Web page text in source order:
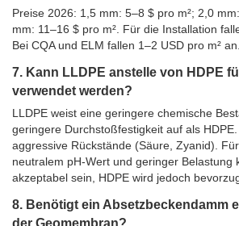
Preise 2026: 1,5 mm: 5–8 $ pro m²; 2,0
mm: 11–16 $ pro m². Für die Installation
Bei CQA und ELM fallen 1–2 USD pro m² an.
7. Kann LLDPE anstelle von HDPE
verwendet werden?
LLDPE weist eine geringere chemische
geringere Durchstoßfestigkeit auf als
aggressive Rückstände (Säure, Zyanid).
neutralem pH-Wert und geringer Belastung
akzeptabel sein, HDPE wird jedoch
8. Benötigt ein Absetzbeckendamm
der Geomembran?